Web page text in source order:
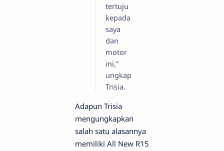
tertuju
kepada
saya
dan
motor
ini,”
ungkap
Trisia.
Adapun Trisia
mengungkapkan
salah satu alasannya
memiliki All New R15